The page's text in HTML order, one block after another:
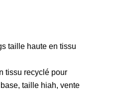
taille haute en tissu
tissu recyclé pour
taille hiah, vente